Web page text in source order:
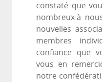
constaté que
nombreux à
nouvelles
membres
confiance que
vous en
notre